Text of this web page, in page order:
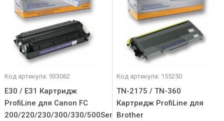
Код артикула: 933062
E30 / E31 Картридж
ProfiLine для Canon FC
200/220/230/300/330/500Series/PC700/800/900Series
Код артикула: 155250
TN-2175 / TN-360
Картридж ProfiLine для
Brother